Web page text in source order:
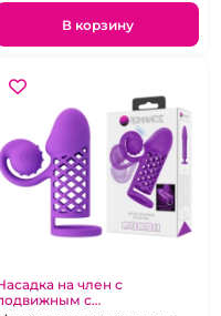
В корзину
на член с
с